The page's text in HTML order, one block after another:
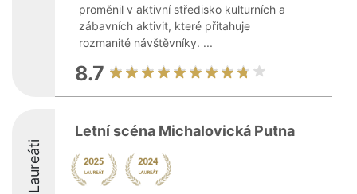
proměnil v aktivní středisko kulturních a
zábavních aktivit, které přitahuje
rozmanité návštěvníky. ...
8.7
Laureáti
Letní scéna Michalovická Putna